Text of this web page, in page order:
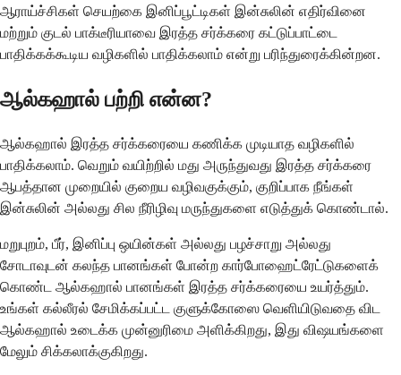
ஆராய்ச்சிகள் செயற்கை இனிப்பூட்டிகள் இன்சுலின் எதிர்வினை
மற்றும் குடல் பாக்டீரியாவை இரத்த சர்க்கரை கட்டுப்பாட்டை
பாதிக்கக்கூடிய வழிகளில் பாதிக்கலாம் என்று பரிந்துரைக்கின்றன.
ஆல்கஹால் பற்றி என்ன?
ஆல்கஹால் இரத்த சர்க்கரையை கணிக்க முடியாத வழிகளில்
பாதிக்கலாம். வெறும் வயிற்றில் மது அருந்துவது இரத்த சர்க்கரை
ஆபத்தான முறையில் குறைய வழிவகுக்கும், குறிப்பாக நீங்கள்
இன்சுலின் அல்லது சில நீரிழிவு மருந்துகளை எடுத்துக் கொண்டால்.
மறுபுறம், பீர், இனிப்பு ஒயின்கள் அல்லது பழச்சாறு அல்லது
சோடாவுடன் கலந்த பானங்கள் போன்ற கார்போஹைட்ரேட்டுகளைக்
கொண்ட ஆல்கஹால் பானங்கள் இரத்த சர்க்கரையை உயர்த்தும்.
உங்கள் கல்லீரல் சேமிக்கப்பட்ட குளுக்கோஸை வெளியிடுவதை விட
ஆல்கஹால் உடைக்க முன்னுரிமை அளிக்கிறது, இது விஷயங்களை
மேலும் சிக்கலாக்குகிறது.